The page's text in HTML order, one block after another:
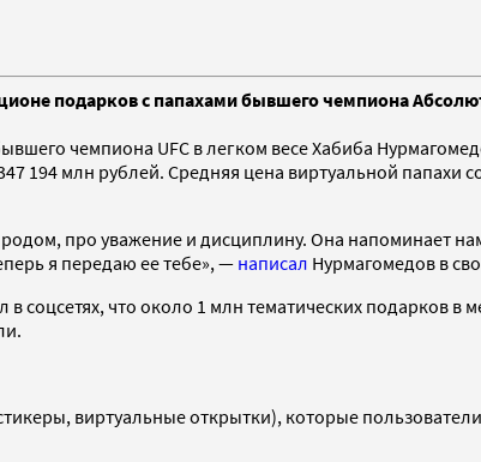
подарков с папахами бывшего чемпиона
чемпиона UFC в легком весе Хабиба
194 млн рублей. Средняя цена виртуальной папахи
про уважение и дисциплину. Она напоминает
я передаю ее тебе», — написал Нурмагомедов в
соцсетях, что около 1 млн тематических подарков
виртуальные открытки), которые